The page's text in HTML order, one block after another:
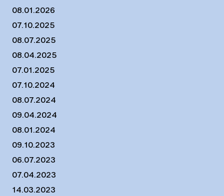
08.01.2026
07.10.2025
08.07.2025
08.04.2025
07.01.2025
07.10.2024
08.07.2024
09.04.2024
08.01.2024
09.10.2023
06.07.2023
07.04.2023
14.03.2023